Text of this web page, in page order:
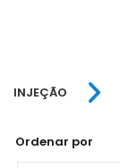
INJEÇÃO
Ordenar por